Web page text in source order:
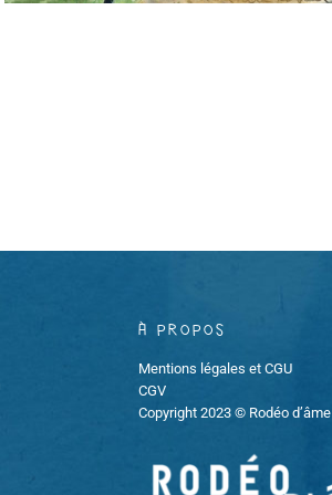
À propos
Mentions légales et CGU
CGV
Copyright 2023 © Rodéo d’âme